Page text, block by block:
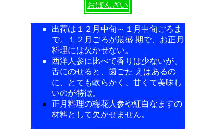
おばんざい
出荷は１２月中旬～１月中旬ごろま
で。１２月ごろが最盛 期で、お正月
料理には欠かせない。
西洋人参に比べて香りは少ないが、
舌にのせると、歯ごた えはあるの
に、とても軟らかく、甘くて美味し
いのが特徴。
正月料理の梅花人参や紅白なますの
材料として欠かせません。